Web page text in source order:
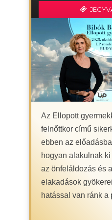
Az Ellopott
felnőttkor című
ebben az
hogyan alakulnak
az önfeláldozás és
elakadások
hatással van ránk a